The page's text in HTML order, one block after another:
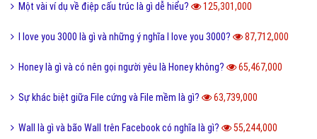
Một vài ví dụ về điệp cấu trúc là gì dễ hiểu? 125,301,000
I love you 3000 là gì và những ý nghĩa I love you 3000? 87,712,000
Honey là gì và có nên gọi người yêu là Honey không? 65,467,000
Sự khác biệt giữa File cứng và File mềm là gì? 63,739,000
Wall là gì và bão Wall trên Facebook có nghĩa là gì? 55,244,000